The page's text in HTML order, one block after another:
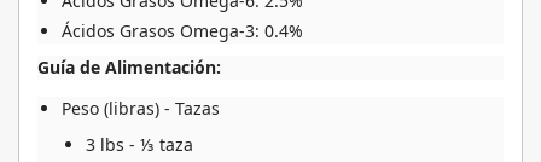
Ácidos Grasos Omega-3: 0.4%
Guía de Alimentación:
Peso (libras) - Tazas
3 lbs - ⅓ taza